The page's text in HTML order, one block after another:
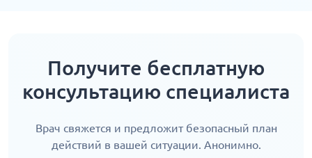
Получите бесплатную
консультацию специалиста
Врач свяжется и предложит безопасный план
действий в вашей ситуации. Анонимно.